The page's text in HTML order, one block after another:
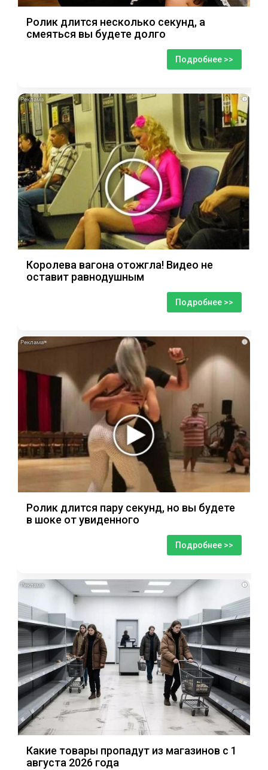
Ролик длится несколько секунд, а
смеяться вы будете долго
Подробнее >>
i
Королева вагона отожгла! Видео не
оставит равнодушным
Подробнее >>
i
Ролик длится пару секунд, но вы будете
в шоке от увиденного
Подробнее >>
i
Какие товары пропадут из магазинов с 1
августа 2026 года